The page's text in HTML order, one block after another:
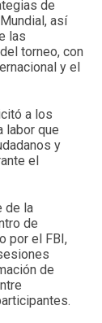
de
así
las
torneo, con
y el
a los
labor que
y
el
de la
de
por el FBI,
de